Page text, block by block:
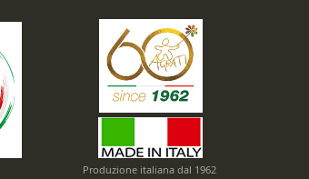
Produzione italiana dal 1962